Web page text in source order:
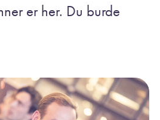
er her. Du burde